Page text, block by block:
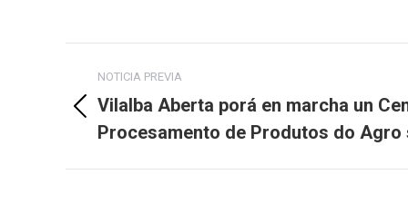
navigation
NOTICIA PREVIA
Previous
post:
Vilalba Aberta porá en marcha un
Procesamento de Produtos do Agro